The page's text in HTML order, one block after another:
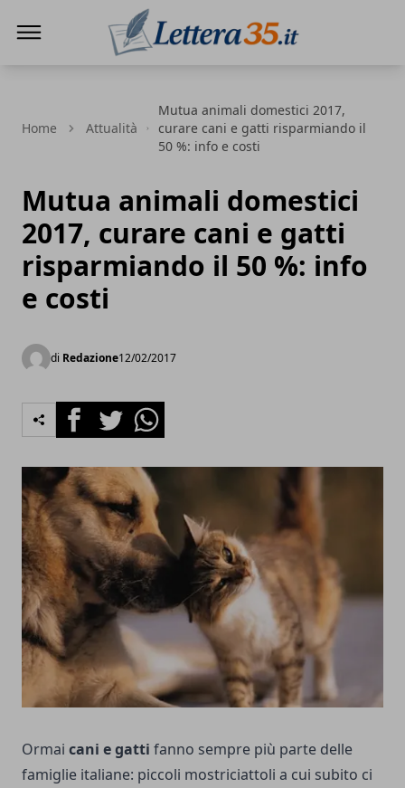
Home Attualità
Mutua animali domestici 2017,
curare cani e gatti risparmiando il
50 %: info e costi
Mutua animali domestici
2017, curare cani e gatti
risparmiando il 50 %: info
e costi
di Redazione12/02/2017
FacebookTwitterWhatsapp
Ormai cani e gatti fanno sempre più parte delle
famiglie italiane: piccoli mostriciattoli a cui subito ci